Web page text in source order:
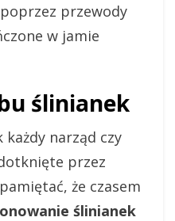
przewody
w jamie
ślinianek
narząd czy
przez
że czasem
ślinianek